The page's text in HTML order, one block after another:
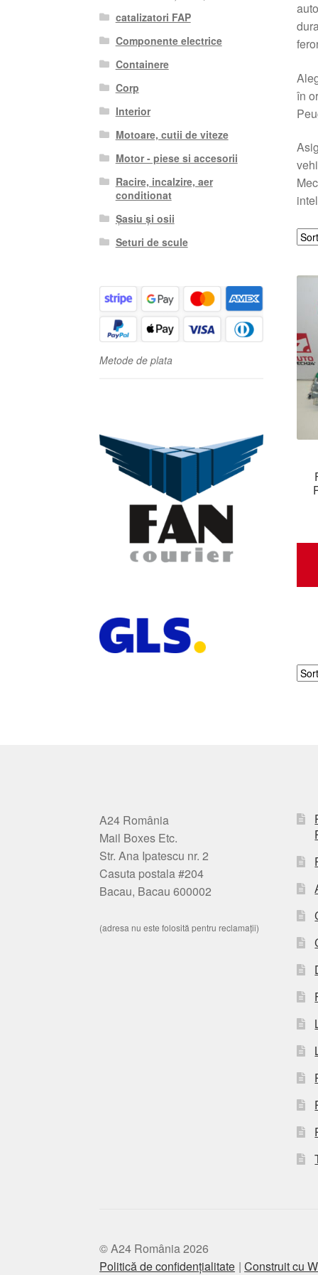
în
catalizatori FAP
Componente electrice
Containere
Corp
Interior
Motoare, cutii de viteze
Motor - piese si accesorii
Racire, incalzire, aer
conditionat
Șasiu și osii
Seturi de scule
Metode de plata
A24 România
Mail Boxes Etc.
Str. Ana Ipatescu nr. 2
Casuta postala #204
Bacau, Bacau 600002
(adresa nu este folosită pentru reclamații)
© A24 România 2026
Politică de confidențialitate Construit cu